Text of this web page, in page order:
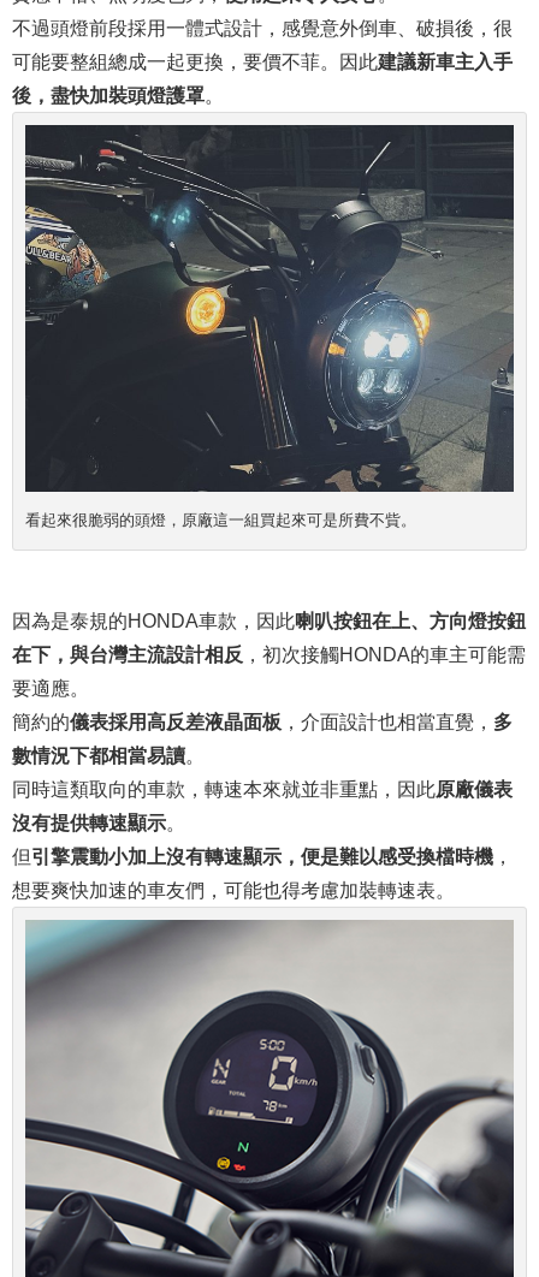
不過頭燈前段採用一體式設計，感覺意外倒車、破損後，很
可能要整組總成一起更換，要價不菲。因此建議新車主入手
後，盡快加裝頭燈護罩
看起來很脆弱的頭燈，原廠這一組買起來可是所費不貲。
因為是泰規的HONDA車款，因此喇叭按鈕在上、方向燈按鈕
在下，與台灣主流設計相反
，初次接觸HONDA的車主可能需
要適應。
簡約的儀表採用高反差液晶面板 ，介面設計也相當直覺， 多
數情況下都相當易讀
同時這類取向的車款，轉速本來就並非重點，因此原廠儀表
沒有提供轉速顯示
但引擎震動小加上沒有轉速顯示，便是難以感受換檔時機
想要爽快加速的車友們，可能也得考慮加裝轉速表。